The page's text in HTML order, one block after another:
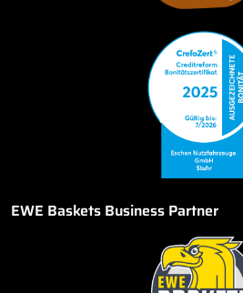
EWE Baskets Business Partner